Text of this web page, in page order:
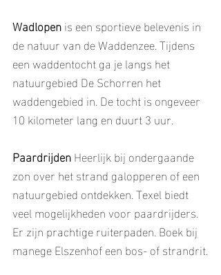
Wadlopen is een sportieve belevenis in
de natuur van de Waddenzee. Tijdens
een waddentocht ga je langs het
natuurgebied De Schorren het
waddengebied in. De tocht is ongeveer
10 kilometer lang en duurt 3 uur.
Paardrijden Heerlijk bij ondergaande
zon over het strand galopperen of een
natuurgebied ontdekken. Texel biedt
veel mogelijkheden voor paardrijders.
Er zijn prachtige ruiterpaden. Boek bij
manege Elszenhof een bos- of strandrit.